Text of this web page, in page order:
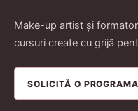
Make-up artist și
cursuri create cu grijă
SOLICITĂ O